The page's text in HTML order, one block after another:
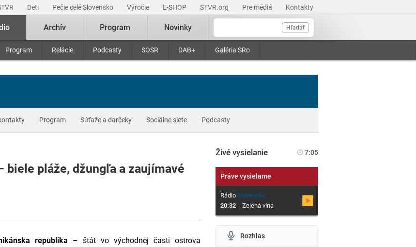
Deti Pečie celé Slovensko Výročie E-SHOP STVR.org Pre médiá Kontakty
Hľadať
Program Relácie Podcasty SOSR DAB+ Galéria SRo
Archív Program Novinky
Program Súťaže a darčeky Sociálne siete Podcasty
biele pláže, džungľa a zaujímavé
republika – štát vo východnej časti ostrova
Živé vysielanie 7:05
Práve vysielame
RádioSlovensko
20:32 - Zelená vlna
Rozhlas